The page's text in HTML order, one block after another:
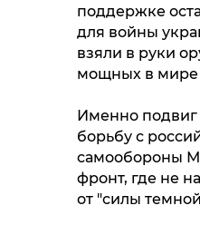
поддержке
для войны
взяли в руки
мощных в мире
Именно подвиг
борьбу с
самообороны
фронт, где не
от "силы